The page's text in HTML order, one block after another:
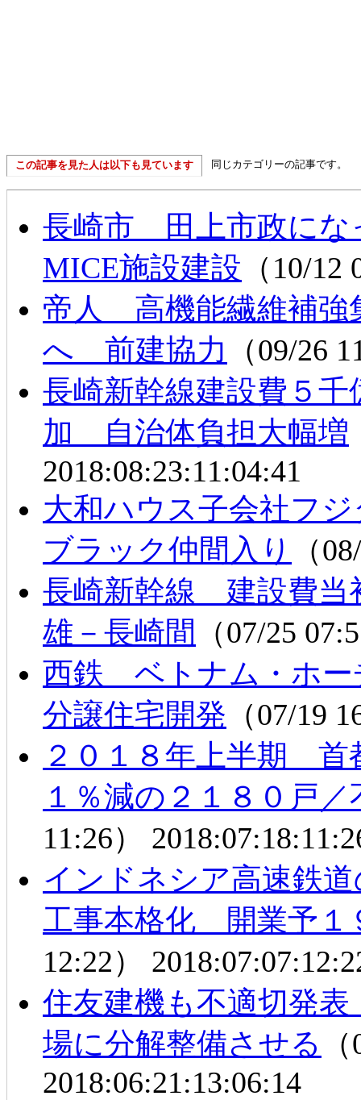
この記事を見た人は以下も見ています 同じカテゴリーの記事です。
長崎市 田上市政に
MICE施設建設 （10/
帝人 高機能繊維補強
へ 前建協力
（09/26
長崎新幹線建設費５
加 自治体負担大幅増
2018:08:23:11:04:41
大和ハウス子会社フ
ブラック仲間入り
（
長崎新幹線 建設費当
雄－長崎間
（07/25
西鉄 ベトナム・ホー
分譲住宅開発 （07/19
２０１８年上半期
１％減の２１８０戸
11:26）
インドネシア高速鉄
工事本格化 開業予
12:22）
住友建機も不適切発
場に分解整備させる
2018:06:21:13:06:14